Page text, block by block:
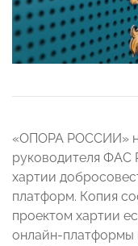
«ОПОРА РОССИИ»
руководителя ФАС
хартии
платформ. Копия
проектом хартии
онлайн-платформы